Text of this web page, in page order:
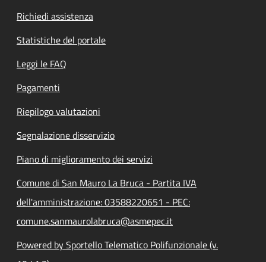
Richiedi assistenza
Statistiche del portale
Leggi le FAQ
Pagamenti
Riepilogo valutazioni
Segnalazione disservizio
Piano di miglioramento dei servizi
Comune di San Mauro La Bruca - Partita IVA
dell'amministrazione: 03588220651 - PEC:
comune.sanmaurolabruca@asmepec.it
Powered by Sportello Telematico Polifunzionale (v.